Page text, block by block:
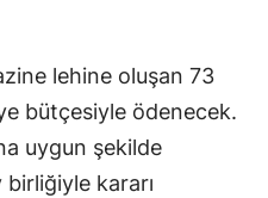
lehine oluşan 73
bütçesiyle ödenecek.
uygun şekilde
kararı